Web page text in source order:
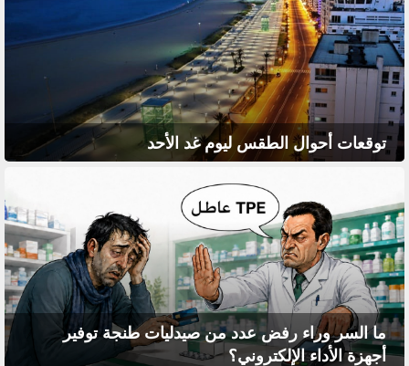
توقعات أحوال الطقس ليوم غد الأحد
ما السر وراء رفض عدد من صيدليات طنجة توفير
أجهزة الأداء الإلكتروني؟